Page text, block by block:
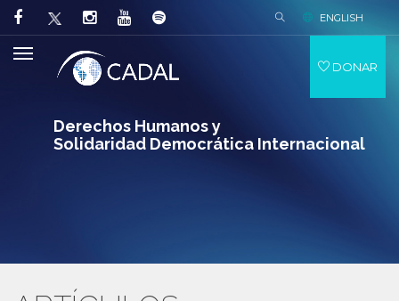
Derechos Humanos y
Solidaridad Democrática Internacional
ENGLISH
DONAR